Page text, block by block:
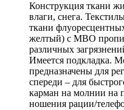
Конструкция ткани
влаги, снега.
ткани
желтый) с МВО
различных
Имеется подкладка.
предназначены для
спереди – для
карман на молнии на
ношения рации/